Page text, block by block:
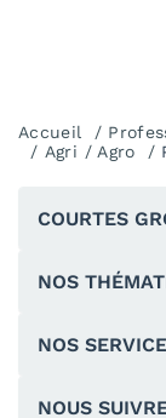
Accueil
Agri / Agro
COURTES
NOS
NOS
NOUS